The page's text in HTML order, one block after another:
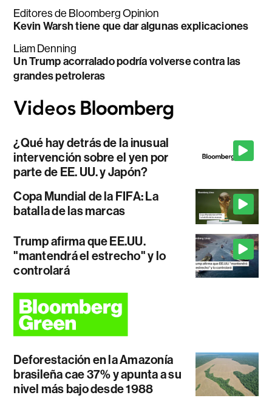
Editores de Bloomberg Opinion
Kevin Warsh tiene que dar algunas explicaciones
Liam Denning
Un Trump acorralado podría volverse contra las
grandes petroleras
¿Qué hay detrás de la inusual
intervención sobre el yen por
parte de EE. UU. y Japón?
Copa Mundial de la FIFA: La
batalla de las marcas
Trump afirma que EE.UU.
"mantendrá el estrecho" y lo
controlará
Deforestación en la Amazonía
brasileña cae 37% y apunta a su
nivel más bajo desde 1988